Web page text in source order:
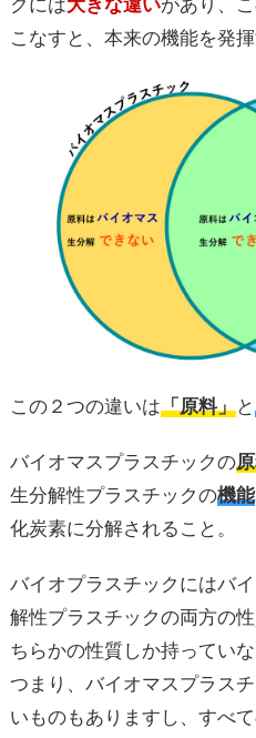
こなすと、本来の機能を発
この２つの違いは「原料」と
バイオマスプラスチックの
生分解性プラスチックの機能
化炭素に分解されること。
バイオプラスチックにはバ
解性プラスチックの両方の
ちらかの性質しか持ってい
つまり、バイオマスプラス
いものもありますし、すべ